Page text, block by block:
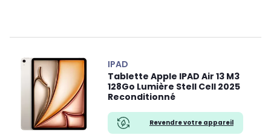
IPAD
Tablette Apple IPAD Air 13 M3
128Go Lumière Stell Cell 2025
Reconditionné
Revendre votre appareil